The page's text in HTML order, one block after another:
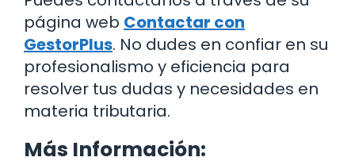
página web Contactar con
GestorPlus. No dudes en confiar en su
profesionalismo y eficiencia para
resolver tus dudas y necesidades en
materia tributaria.
Más Información: